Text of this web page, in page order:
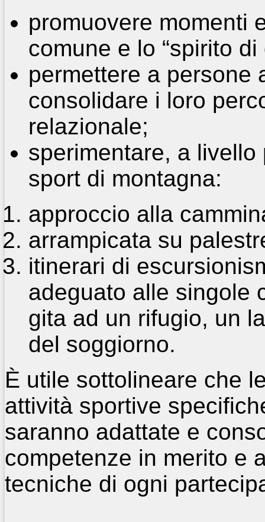
promuovere momenti
comune e lo “spirito di
permettere a persone
consolidare i loro
relazionale;
sperimentare, a
sport di montagna:
approccio alla
arrampicata su
itinerari di
adeguato alle singole
gita ad un rifugio, un
del soggiorno.
È utile sottolineare che
attività sportive
saranno adattate e
competenze in merito e
tecniche di ogni